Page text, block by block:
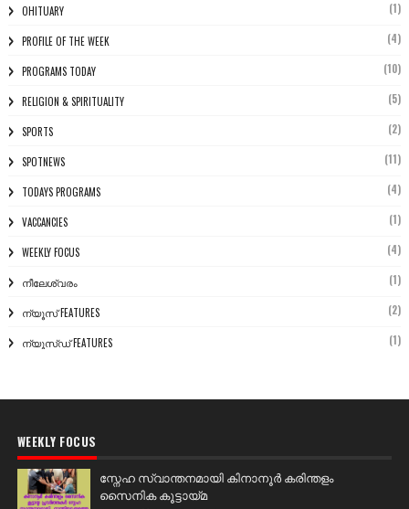
OHITUARY (1)
PROFILE OF THE WEEK (4)
PROGRAMS TODAY (10)
RELIGION & SPIRITUALITY (5)
SPORTS (2)
SPOTNEWS (11)
TODAYS PROGRAMS (4)
VACCANCIES (1)
WEEKLY FOCUS (4)
നീലേശ്വരം (1)
ന്യൂസ് FEATURES (2)
ന്യൂസ്ഡ് FEATURES (1)
WEEKLY FOCUS
സ്നേഹ സ്വാന്തനമായി കിനാനൂർ കരിന്തളം
സൈനിക കൂട്ടായ്മ